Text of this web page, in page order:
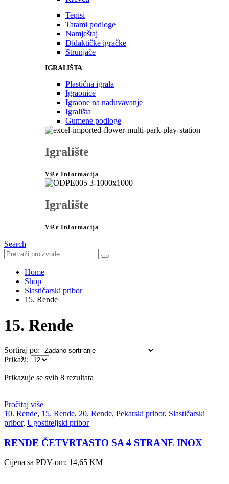
Tepisi
Tatami podloge
Namještaj
Didaktičke igračke
Strunjače
IGRALIŠTA
Plastična igrala
Igraonice
Igraone na naduvavanje
Igrališta
Gumene podloge
Igralište
Više Informacija
Igralište
Više Informacija
Search
Home
Shop
Slastičarski pribor
15. Rende
15. Rende
Sortiraj po:
Prikaži:
Prikazuje se svih 8 rezultata
Pročitaj više
10. Rende, 15. Rende, 20. Rende, Pekarski pribor, Slastičarski
pribor, Ugostiteljski pribor
RENDE ČETVRTASTO SA 4 STRANE INOX
Cijena sa PDV-om: 14,65 KM